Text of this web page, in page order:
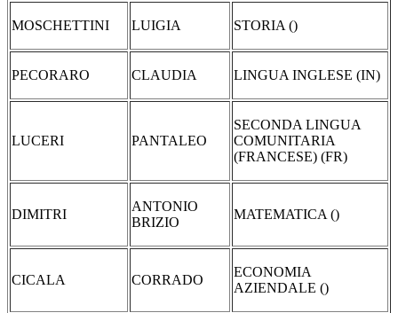
MOSCHETTINI LUIGIA STORIA ()
PECORARO CLAUDIA LINGUA INGLESE (IN)
LUCERI PANTALEO
SECONDA LINGUA
COMUNITARIA
(FRANCESE) (FR)
DIMITRI
ANTONIO
BRIZIO
MATEMATICA ()
CICALA CORRADO
ECONOMIA
AZIENDALE ()